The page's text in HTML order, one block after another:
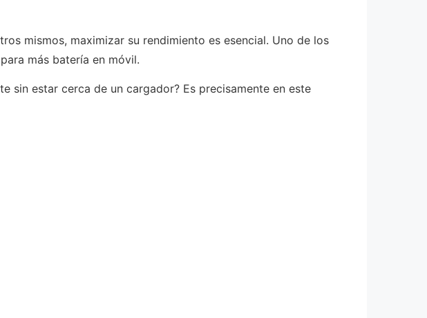
mismos, maximizar su rendimiento es esencial. Uno de los
más batería en móvil.
sin estar cerca de un cargador? Es precisamente en este